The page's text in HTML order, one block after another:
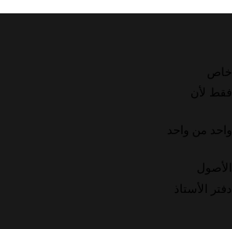
خاص
فقط لأن
واحد من واحد
الأصول
دفتر الأستاذ